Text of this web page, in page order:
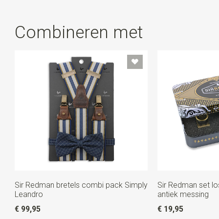
toch?
Combineren met
Sir Redman bretels combi pack Simply
Leandro
€ 99,95
Sir Redman set
antiek messing
€ 19,95